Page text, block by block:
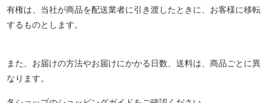
有権は、当社が商品を配送業者に引き渡したときに、お客様に移転
するものとします。
また、お届けの方法やお届けにかかる日数、送料は、商品ごとに異
なります。